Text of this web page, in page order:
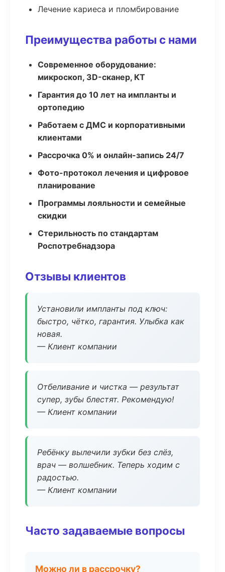
Лечение кариеса и пломбирование
Преимущества работы с нами
Современное оборудование:
микроскоп, 3D-сканер, КТ
Гарантия до 10 лет на импланты и
ортопедию
Работаем с ДМС и корпоративными
клиентами
Рассрочка 0% и онлайн-запись 24/7
Фото-протокол лечения и цифровое
планирование
Программы лояльности и семейные
скидки
Стерильность по стандартам
Роспотребнадзора
Отзывы клиентов
Установили импланты под ключ:
быстро, чётко, гарантия. Улыбка как
новая.
— Клиент компании
Отбеливание и чистка — результат
супер, зубы блестят. Рекомендую!
— Клиент компании
Ребёнку вылечили зубки без слёз,
врач — волшебник. Теперь ходим с
радостью.
— Клиент компании
Часто задаваемые вопросы
Можно ли в рассрочку?